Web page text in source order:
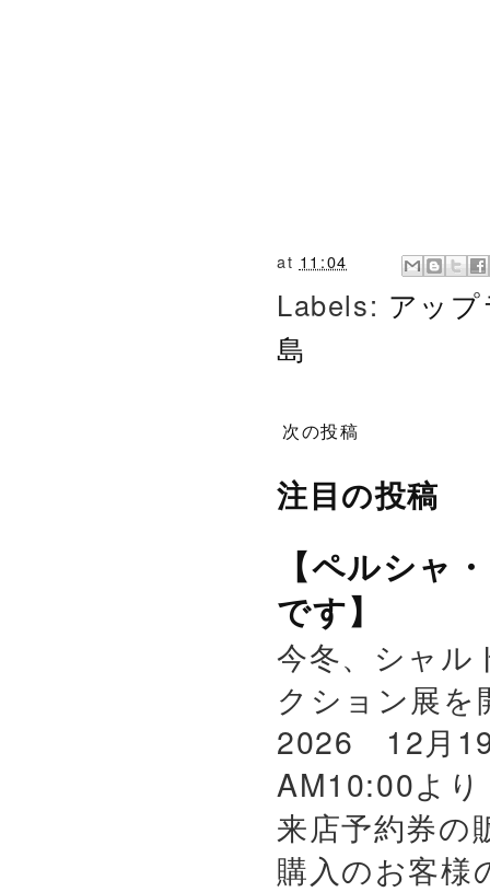
at 11:04
Labels: アッ
島
次の投稿
注目の投稿
【ペルシャ
です】
今冬、シャル
クション展
2026 12月19
AM10:00よ
来店予約券の
購入のお客様